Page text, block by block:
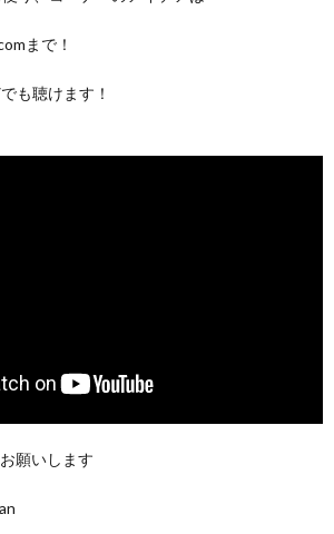
まで！
も聴けます！
願いします